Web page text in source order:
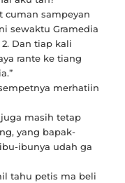
cuman sampeyan
sewaktu Gramedia
Dan tiap kali
rante ke tiang
merhatiin
masih tetap
yang bapak-
ibunya udah ga
tahu petis ma beli